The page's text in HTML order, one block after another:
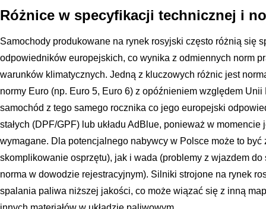
Różnice w specyfikacji technicznej i
Samochody produkowane na rynek rosyjski często różnią się
odpowiedników europejskich, co wynika z odmiennych norm
warunków klimatycznych. Jedną z kluczowych różnic jest
normy Euro (np. Euro 5, Euro 6) z opóźnieniem względem
samochód z tego samego rocznika co jego europejski
stałych (DPF/GPF) lub układu AdBlue, ponieważ w
wymagane. Dla potencjalnego nabywcy w Polsce może to być
skomplikowanie osprzętu), jak i wada (problemy z wjazdem do
norma w dowodzie rejestracyjnym). Silniki strojone na rynek
spalania paliwa niższej jakości, co może wiązać się z inną